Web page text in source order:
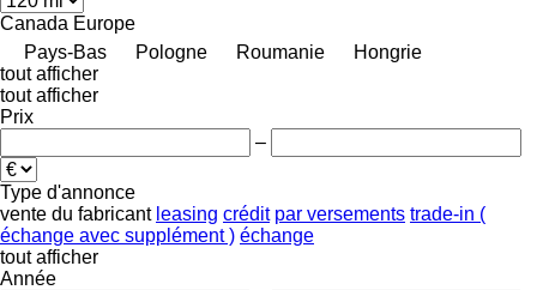
Canada Europe
Pays-Bas
Pologne Roumanie
Hongrie
tout afficher
tout afficher
Prix
–
Type d'annonce
vente du fabricant leasing crédit par versements trade-in (
échange avec supplément ) échange
tout afficher
Année